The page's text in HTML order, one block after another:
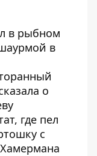
в рыбном
в
о
где пел
с